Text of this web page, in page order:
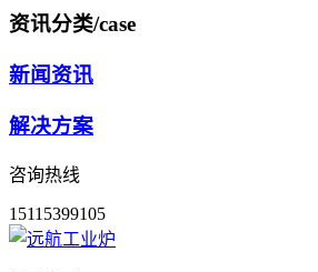
资讯分类/case
新闻资讯
解决方案
咨询热线
15115399105